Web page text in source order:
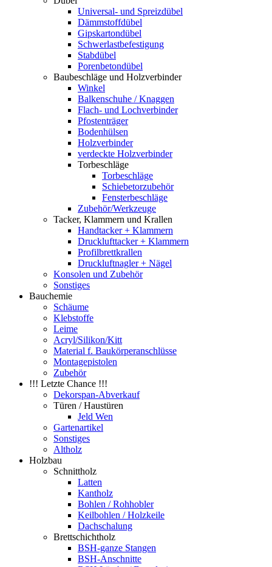
Universal- und Spreizdübel
Dämmstoffdübel
Gipskartondübel
Schwerlastbefestigung
Stabdübel
Porenbetondübel
Baubeschläge und Holzverbinder
Winkel
Balkenschuhe / Knaggen
Flach- und Lochverbinder
Pfostenträger
Bodenhülsen
Holzverbinder
verdeckte Holzverbinder
Torbeschläge
Torbeschläge
Schiebetorzubehör
Fensterbeschläge
Zubehör/Werkzeuge
Tacker, Klammern und Krallen
Handtacker + Klammern
Drucklufttacker + Klammern
Profilbrettkrallen
Druckluftnagler + Nägel
Konsolen und Zubehör
Sonstiges
Bauchemie
Schäume
Klebstoffe
Leime
Acryl/Silikon/Kitt
Material f. Baukörperanschlüsse
Montagepistolen
Zubehör
!!! Letzte Chance !!!
Dekorspan-Abverkauf
Türen / Haustüren
Jeld Wen
Gartenartikel
Sonstiges
Altholz
Holzbau
Schnittholz
Latten
Kantholz
Bohlen / Rohhobler
Keilbohlen / Holzkeile
Dachschalung
Brettschichtholz
BSH-ganze Stangen
BSH-Anschnitte